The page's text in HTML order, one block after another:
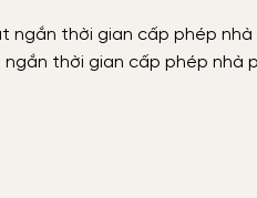
thời gian cấp phép nhà